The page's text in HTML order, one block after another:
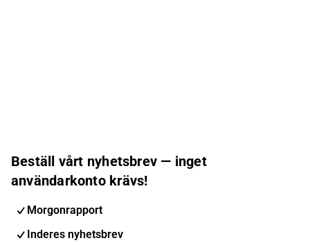
Beställ vårt nyhetsbrev — inget
användarkonto krävs!
Morgonrapport
Inderes nyhetsbrev